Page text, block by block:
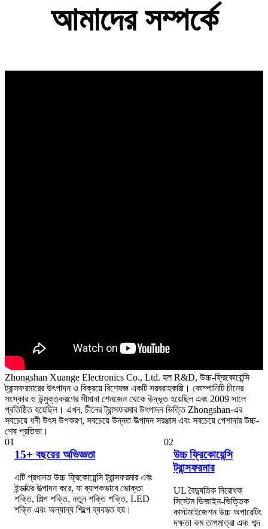
আমাদের সম্পর্কে
Zhongshan Xuange Electronics Co., Ltd. হল R&D, উচ্চ-ফ্রিকোয়েন্সি
ট্রান্সফরমারের উৎপাদন ও বিক্রয়ে বিশেষজ্ঞ একটি সরবরাহকারী। কোম্পানিটি চীনের
সংস্কার ও উন্মুক্তকরণের সীমানা শেনজেন থেকে উদ্ভূত হয়েছিল এবং 2009 সালে
প্রতিষ্ঠিত হয়েছিল। এখন, চীনের ট্রান্সফরমার উৎপাদন ভিত্তি Zhongshan-এর
সবচেয়ে ধনী উৎস উপকরণ, সবচেয়ে উন্নত উত্পাদন সরঞ্জাম এবং সবচেয়ে পেশাদার উচ্চ-
শেষ প্রতিভা।
01
15+ বছরের অভিজ্ঞতা
এটি প্রধানত উচ্চ ফ্রিকোয়েন্সি ট্রান্সফরমার এবং
ইন্ডাক্টর উত্পাদন করে, যা ব্যাপকভাবে ভোক্তা
শক্তি, শিল্প শক্তি, নতুন শক্তি শক্তি, LED
শক্তি এবং অন্যান্য শিল্পে ব্যবহৃত হয়।
02
উচ্চ ফ্রিকোয়েন্সি
ট্রান্সফরমার
UL বৈদ্যুতিক নিরোধক
সিস্টেম ডিজাইন-ভিত্তিক
কাস্টমাইজেশন উচ্চ অপারেটিং
দক্ষতা কম তাপমাত্রা এবং শব্দ